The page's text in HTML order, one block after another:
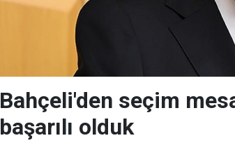
Bahçeli'den seçim
başarılı olduk